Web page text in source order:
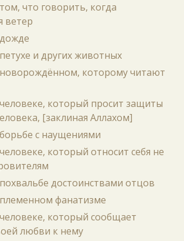
что говорить, когда
ветер
и других животных
новорождённом, которому читают
который просит защиты
[заклиная Аллахом]
с наущениями
который относит себя не
достоинствами отцов
племенном фанатизме
который сообщает
любви к нему